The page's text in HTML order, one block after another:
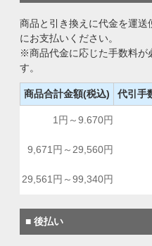
商品と引き換えに代金を運送
にお支払いください。
※商品代金に応じた手数料が
す。
商品合計金額(税込) 代引手
1円～9.670円
9,671円～29,560円
29,561円～99,340円
■ 後払い